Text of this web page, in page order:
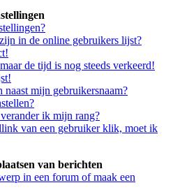
in de online gebruikers lijst?
de tijd is nog steeds verkeerd!
mijn gebruikersnaam?
ik mijn rang?
van een gebruiker klik, moet ik
van berichten
in een forum of maak een